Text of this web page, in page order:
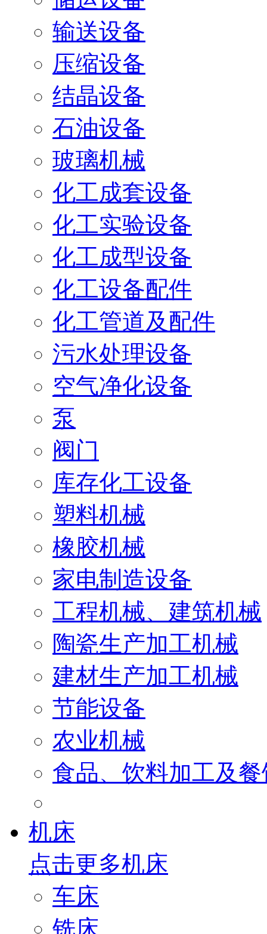
输送设备
压缩设备
结晶设备
石油设备
玻璃机械
化工成套设备
化工实验设备
化工成型设备
化工设备配件
化工管道及配件
污水处理设备
空气净化设备
泵
阀门
库存化工设备
塑料机械
橡胶机械
家电制造设备
工程机械、建筑机械
陶瓷生产加工机械
建材生产加工机械
节能设备
农业机械
食品、饮料加工及
机床
点击更多机床
车床
铣床